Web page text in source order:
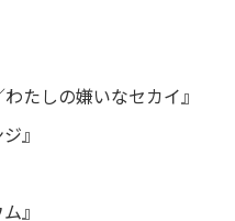
たしの嫌いなセカイ』
』
』